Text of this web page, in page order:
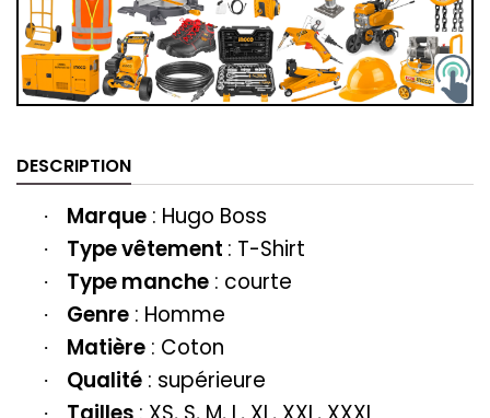
DESCRIPTION
· Marque : Hugo Boss
· Type vêtement : T-Shirt
· Type manche : courte
· Genre : Homme
· Matière : Coton
· Qualité : supérieure
·